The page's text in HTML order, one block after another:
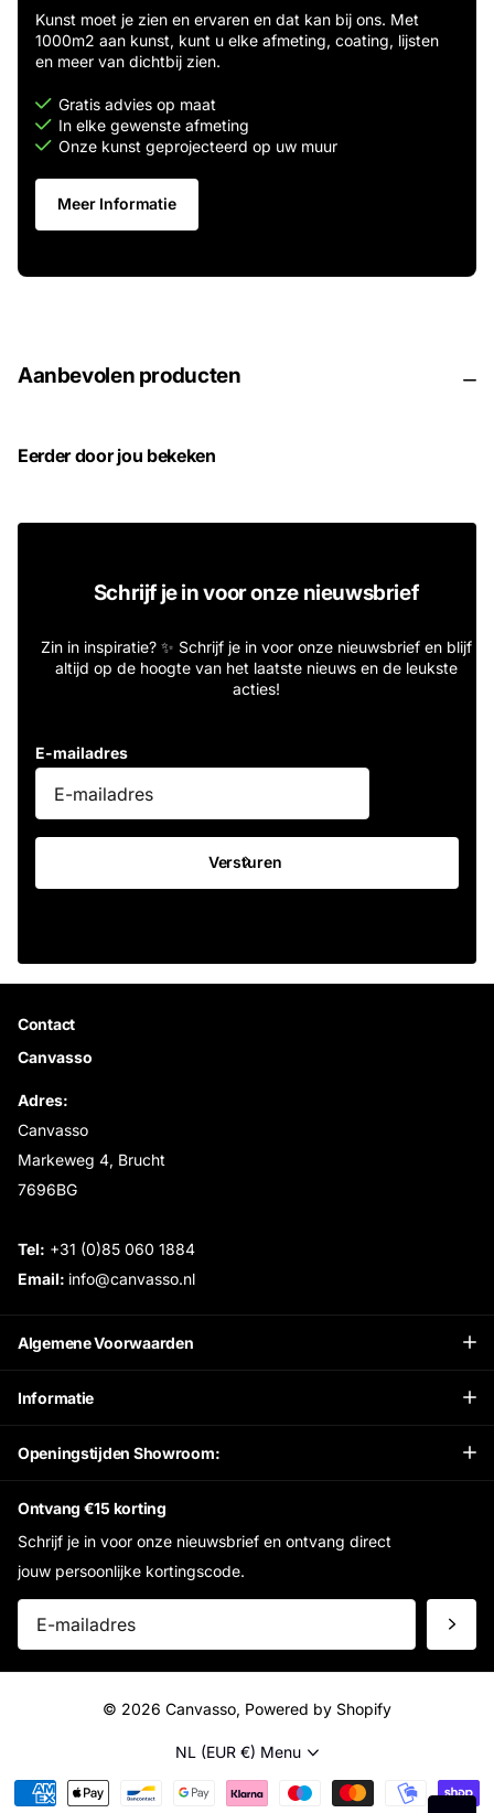
Kunst moet je zien en ervaren en dat kan bij ons. Met
1000m2 aan kunst, kunt u elke afmeting, coating, lijsten
en meer van dichtbij zien.
Gratis advies op maat
In elke gewenste afmeting
Onze kunst geprojecteerd op uw muur
Meer Informatie
Aanbevolen producten
Eerder door jou bekeken
Schrijf je in voor onze nieuwsbrief
Zin in inspiratie? ✨ Schrijf je in voor onze nieuwsbrief en blijf
altijd op de hoogte van het laatste nieuws en de leukste
acties!
E-mailadres
Versturen
Algemene Voorwaarden
Informatie
Openingstijden Showroom:
Contact
Canvasso
Adres:
Canvasso
Markeweg 4, Brucht
7696BG
Tel: +31 (0)85 060 1884
Email: info@canvasso.nl
Ontvang €15 korting
Schrijf je in voor onze nieuwsbrief en ontvang direct
jouw persoonlijke kortingscode.
© 2026 Canvasso, Powered by Shopify
NL (EUR €) Menu